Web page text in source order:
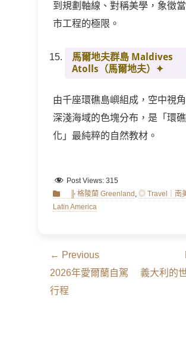
到規劃軸線、對稱美學，象徵
市工程的極限。
馬爾地夫群島 Maldives
Atolls （馬爾地夫）✦
由千座環礁島嶼組成，空中視
深淺海域的色塊分布，是「環
化」最純粹的自然教材。
Post Views: 315
Categories
╠ 格陵蘭 Greenland , ◎ Travel｜南
Latin America
文
章
導
覽
← Previous
Previous
post:
2026年愛爾蘭自駕
行程
Next
義大利的